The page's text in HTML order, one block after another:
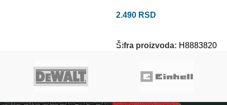
2.490 RSD
Šifra proizvoda: H8883820